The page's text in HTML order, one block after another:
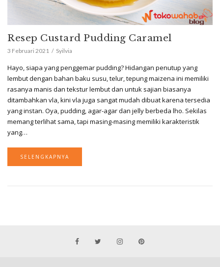
Resep Custard Pudding Caramel
3 Februari 2021 Syilvia
Hayo, siapa yang penggemar pudding? Hidangan penutup yang
lembut dengan bahan baku susu, telur, tepung maizena ini memiliki
rasanya manis dan tekstur lembut dan untuk sajian biasanya
ditambahkan vla, kini vla juga sangat mudah dibuat karena tersedia
yang instan. Oya, pudding, agar-agar dan jelly berbeda lho. Sekilas
memang terlihat sama, tapi masing-masing memiliki karakteristik
yang…
SELENGKAPNYA